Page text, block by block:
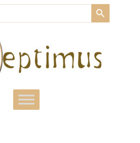
SEARCH BUTTON